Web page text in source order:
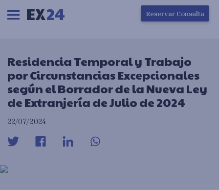
Ha ocurrido un error en la carga de la pantalla
Reservar Consulta
Residencia Temporal y Trabajo
por Circunstancias Excepcionales
según el Borrador de la Nueva Ley
de Extranjería de Julio de 2024
22/07/2024